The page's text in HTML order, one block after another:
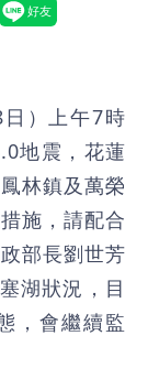
日）上午7時
地震，花蓮
林鎮及萬榮
施，請配合
部長劉世芳
湖狀況，目
，會繼續監